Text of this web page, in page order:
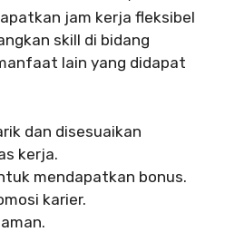
jam kerja fleksibel
skill di bidang
lain yang didapat
dan disesuaikan
kerja.
mendapatkan bonus.
karier.